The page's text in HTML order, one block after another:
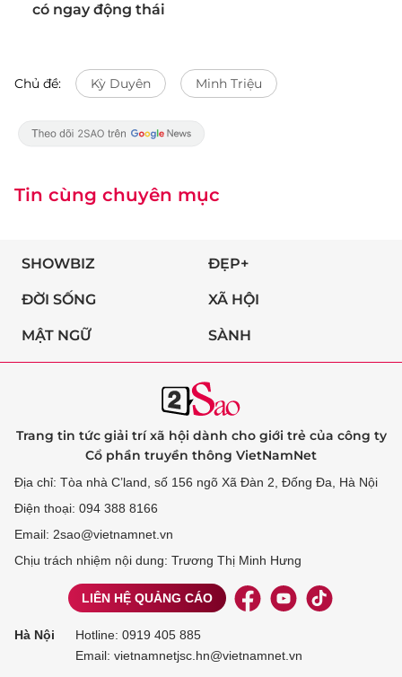
có ngay động thái
Chủ đề: Kỳ Duyên Minh Triệu
Tin cùng chuyên mục
SHOWBIZ ĐẸP+
ĐỜI SỐNG XÃ HỘI
MẬT NGỮ SÀNH
Trang tin tức giải trí xã hội dành cho giới trẻ của công ty
Cổ phần truyền thông VietNamNet
Địa chỉ: Tòa nhà C’land, số 156 ngõ Xã Đàn 2, Đống Đa, Hà Nội
Điện thoại: 094 388 8166
Email: 2sao@vietnamnet.vn
Chịu trách nhiệm nội dung: Trương Thị Minh Hưng
LIÊN HỆ QUẢNG CÁO
Hà Nội Hotline: 0919 405 885
Email: vietnamnetjsc.hn@vietnamnet.vn